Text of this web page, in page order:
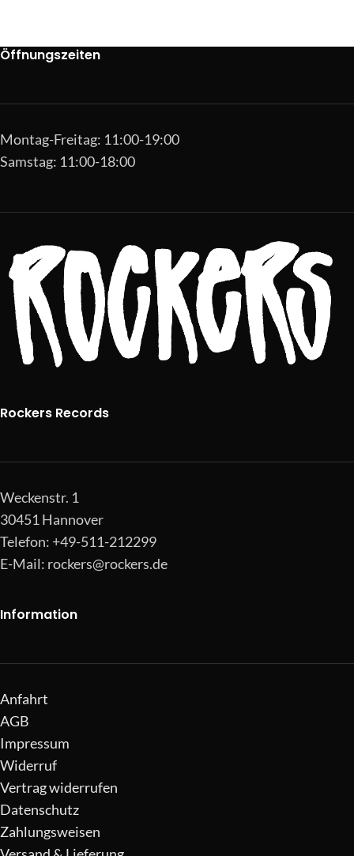
Öffnungszeiten
Montag-Freitag: 11:00-19:00
Samstag: 11:00-18:00
Rockers Records
Weckenstr. 1
30451 Hannover
Telefon: +49-511-212299
E-Mail: rockers@rockers.de
Information
Anfahrt
AGB
Impressum
Widerruf
Vertrag widerrufen
Datenschutz
Zahlungsweisen